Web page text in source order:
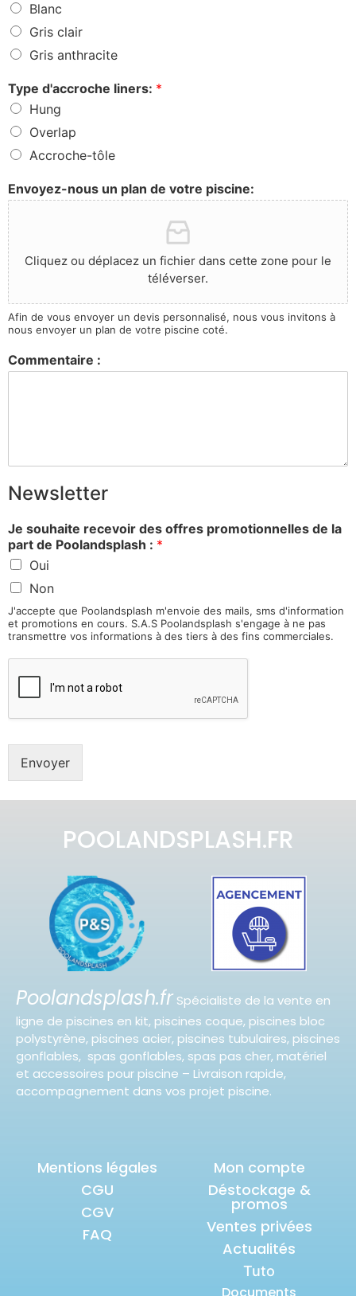
Blanc
Gris clair
Gris anthracite
Type d'accroche liners: *
Hung
Overlap
Accroche-tôle
Envoyez-nous un plan de votre piscine:
Cliquez ou déplacez un fichier dans cette zone pour le
téléverser.
Afin de vous envoyer un devis personnalisé, nous vous invitons à
nous envoyer un plan de votre piscine coté.
Commentaire :
Newsletter
Je souhaite recevoir des offres promotionnelles de la
part de Poolandsplash : *
Oui
Non
J'accepte que Poolandsplash m'envoie des mails, sms d'information
et promotions en cours. S.A.S Poolandsplash s'engage à ne pas
transmettre vos informations à des tiers à des fins commerciales.
Envoyer
POOLANDSPLASH.FR
Poolandsplash.fr Spécialiste de la vente en
ligne de piscines en kit, piscines coque, piscines bloc
polystyrène, piscines acier, piscines tubulaires, piscines
gonflables, spas gonflables, spas pas cher, matériel
et accessoires pour piscine – Livraison rapide,
accompagnement dans vos projet piscine.
Mentions légales
CGU
CGV
FAQ
Mon compte
Déstockage &
promos
Ventes privées
Actualités
Tuto